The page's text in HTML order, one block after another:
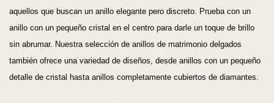
aquellos que buscan un anillo elegante pero discreto. Prueba con un
anillo con un pequeño cristal en el centro para darle un toque de brillo
sin abrumar. Nuestra selección de anillos de matrimonio delgados
también ofrece una variedad de diseños, desde anillos con un pequeño
detalle de cristal hasta anillos completamente cubiertos de diamantes.